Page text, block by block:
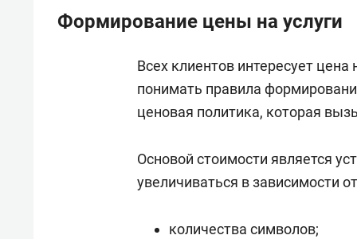
Формирование цены на услуги
Всех клиентов интересует
понимать правила
ценовая политика, которая
Основой стоимости является
увеличиваться в зависимости
количества символов;